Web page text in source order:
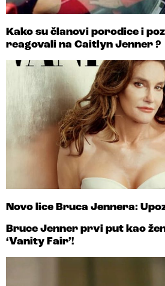
Kako su članovi porodice i
reagovali na Caitlyn Jenner ?
Novo lice Bruca Jennera:
Bruce Jenner prvi put kao
‘Vanity Fair’!